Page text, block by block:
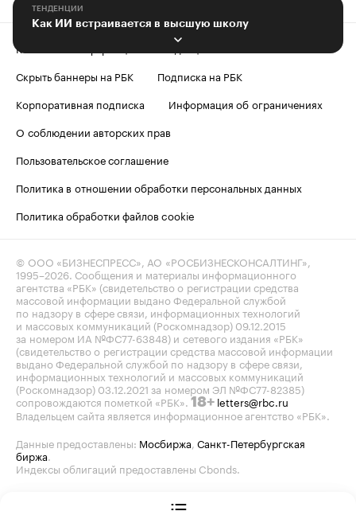
ТЕНДЕНЦИИ
Как ИИ встраивается в высшую школу
Контактная информация
Редакция
Скрыть баннеры на РБК
Подписка на РБК
Корпоративная подписка
Информация об ограничениях
О соблюдении авторских прав
Пользовательское соглашение
Политика в отношении обработки персональных данных
Политика обработки файлов cookie
© ООО «БИЗНЕСПРЕСС», АО «РОСБИЗНЕСКОНСАЛТИНГ»,
1995–2026 . Сообщения и материалы информационного
агентства «РБК» (свидетельство о регистрации средства
массовой информации выдано Федеральной службой
по надзору в сфере связи, информационных технологий
и массовых коммуникаций (Роскомнадзор) 09.12.2015
за номером ИА №ФС77-63848) и сетевого издания «РБК»
(свидетельство о регистрации средства массовой информации
выдано Федеральной службой по надзору в сфере связи,
информационных технологий и массовых коммуникаций
(Роскомнадзор) 03.12.2021 за номером ЭЛ №ФС77-82385)
сопровождаются пометкой «РБК». 18+ letters@rbc.ru
Владельцем сайта является информационное агентство «РБК».
Данные предоставлены: Мосбиржа Санкт-Петербургская
биржа
Индексы облигаций предоставлены Cbonds.